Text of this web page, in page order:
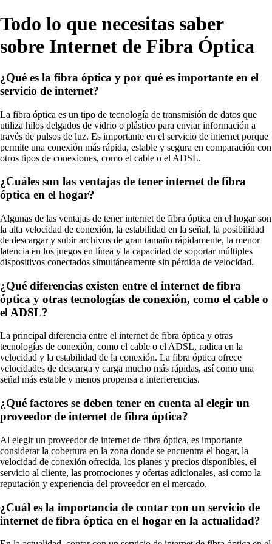
Todo lo que necesitas saber
sobre Internet de Fibra Óptica
¿Qué es la fibra óptica y por qué es importante en el
servicio de internet?
La fibra óptica es un tipo de tecnología de transmisión de datos que
utiliza hilos delgados de vidrio o plástico para enviar información a
través de pulsos de luz. Es importante en el servicio de internet porque
permite una conexión más rápida, estable y segura en comparación con
otros tipos de conexiones, como el cable o el ADSL.
¿Cuáles son las ventajas de tener internet de fibra
óptica en el hogar?
Algunas de las ventajas de tener internet de fibra óptica en el hogar son
la alta velocidad de conexión, la estabilidad en la señal, la posibilidad
de descargar y subir archivos de gran tamaño rápidamente, la menor
latencia en los juegos en línea y la capacidad de soportar múltiples
dispositivos conectados simultáneamente sin pérdida de velocidad.
¿Qué diferencias existen entre el internet de fibra
óptica y otras tecnologías de conexión, como el cable o
el ADSL?
La principal diferencia entre el internet de fibra óptica y otras
tecnologías de conexión, como el cable o el ADSL, radica en la
velocidad y la estabilidad de la conexión. La fibra óptica ofrece
velocidades de descarga y carga mucho más rápidas, así como una
señal más estable y menos propensa a interferencias.
¿Qué factores se deben tener en cuenta al elegir un
proveedor de internet de fibra óptica?
Al elegir un proveedor de internet de fibra óptica, es importante
considerar la cobertura en la zona donde se encuentra el hogar, la
velocidad de conexión ofrecida, los planes y precios disponibles, el
servicio al cliente, las promociones y ofertas adicionales, así como la
reputación y experiencia del proveedor en el mercado.
¿Cuál es la importancia de contar con un servicio de
internet de fibra óptica en el hogar en la actualidad?